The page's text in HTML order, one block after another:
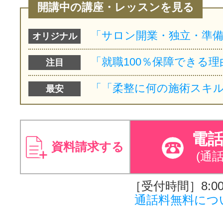
開講中の講座・レッスンを見る
オリジナル
注目
最安
資料請求する 電
(通
［受付時間］
通話料無料につ